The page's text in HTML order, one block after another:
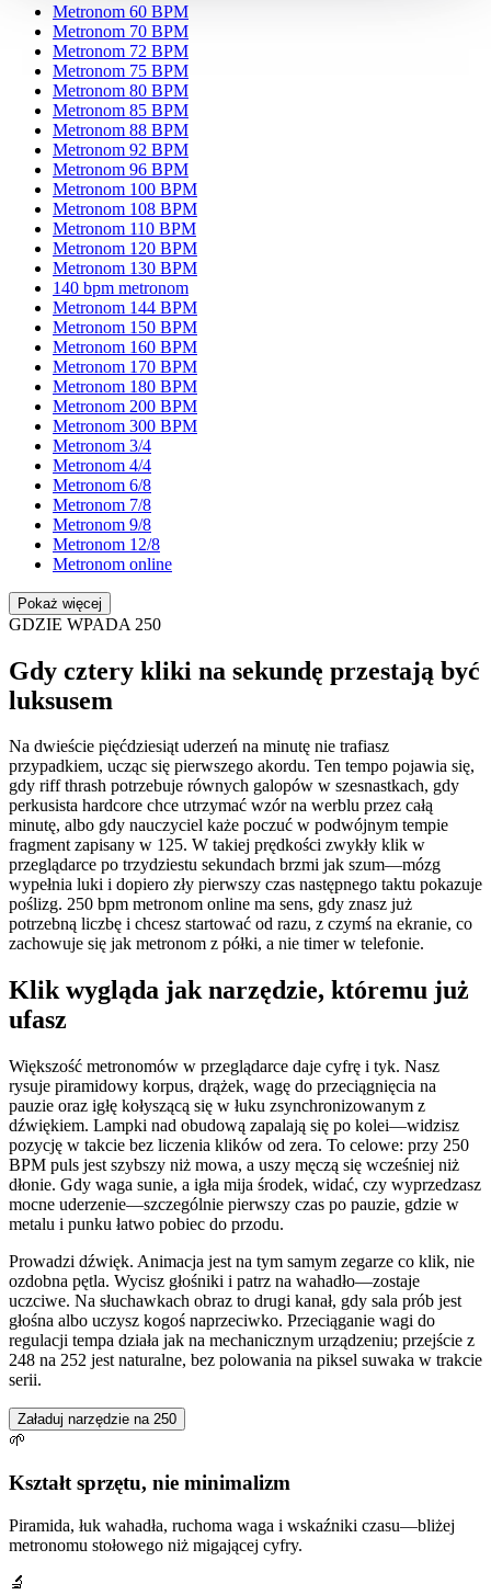
Metronom 60 BPM
Metronom 70 BPM
Metronom 72 BPM
Metronom 75 BPM
Metronom 80 BPM
Metronom 85 BPM
Metronom 88 BPM
Metronom 92 BPM
Metronom 96 BPM
Metronom 100 BPM
Metronom 108 BPM
Metronom 110 BPM
Metronom 120 BPM
Metronom 130 BPM
140 bpm metronom
Metronom 144 BPM
Metronom 150 BPM
Metronom 160 BPM
Metronom 170 BPM
Metronom 180 BPM
Metronom 200 BPM
Metronom 300 BPM
Metronom 3/4
Metronom 4/4
Metronom 6/8
Metronom 7/8
Metronom 9/8
Metronom 12/8
Metronom online
Pokaż więcej
GDZIE WPADA 250
Gdy cztery kliki na sekundę przestają być
luksusem
Na dwieście pięćdziesiąt uderzeń na minutę nie trafiasz
przypadkiem, ucząc się pierwszego akordu. Ten tempo pojawia się,
gdy riff thrash potrzebuje równych galopów w szesnastkach, gdy
perkusista hardcore chce utrzymać wzór na werblu przez całą
minutę, albo gdy nauczyciel każe poczuć w podwójnym tempie
fragment zapisany w 125. W takiej prędkości zwykły klik w
przeglądarce po trzydziestu sekundach brzmi jak szum—mózg
wypełnia luki i dopiero zły pierwszy czas następnego taktu pokazuje
poślizg. 250 bpm metronom online ma sens, gdy znasz już
potrzebną liczbę i chcesz startować od razu, z czymś na ekranie, co
zachowuje się jak metronom z półki, a nie timer w telefonie.
Klik wygląda jak narzędzie, któremu już
ufasz
Większość metronomów w przeglądarce daje cyfrę i tyk. Nasz
rysuje piramidowy korpus, drążek, wagę do przeciągnięcia na
pauzie oraz igłę kołyszącą się w łuku zsynchronizowanym z
dźwiękiem. Lampki nad obudową zapalają się po kolei—widzisz
pozycję w takcie bez liczenia klików od zera. To celowe: przy 250
BPM puls jest szybszy niż mowa, a uszy męczą się wcześniej niż
dłonie. Gdy waga sunie, a igła mija środek, widać, czy wyprzedzasz
mocne uderzenie—szczególnie pierwszy czas po pauzie, gdzie w
metalu i punku łatwo pobiec do przodu.
Prowadzi dźwięk. Animacja jest na tym samym zegarze co klik, nie
ozdobna pętla. Wycisz głośniki i patrz na wahadło—zostaje
uczciwe. Na słuchawkach obraz to drugi kanał, gdy sala prób jest
głośna albo uczysz kogoś naprzeciwko. Przeciąganie wagi do
regulacji tempa działa jak na mechanicznym urządzeniu; przejście z
248 na 252 jest naturalne, bez polowania na piksel suwaka w trakcie
serii.
Załaduj narzędzie na 250
🌱
Kształt sprzętu, nie minimalizm
Piramida, łuk wahadła, ruchoma waga i wskaźniki czasu—bliżej
metronomu stołowego niż migającej cyfry.
🔬